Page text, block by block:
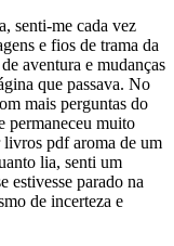
senti-me cada vez
e fios de trama da
aventura e mudanças
que passava. No
mais perguntas do
permaneceu muito
pdf aroma de um
lia, senti um
estivesse parado na
de incerteza e